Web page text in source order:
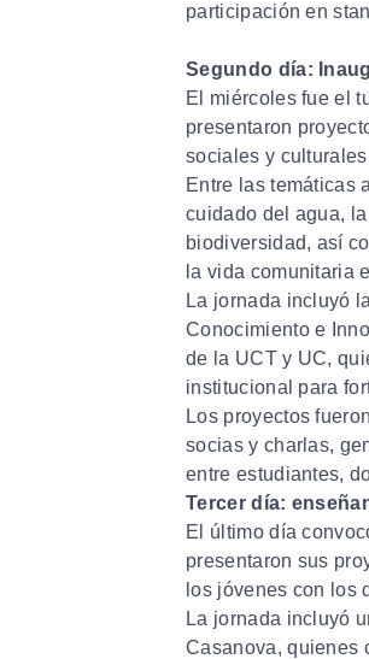
participación en
Segundo día:
El miércoles fue el
presentaron
sociales y
Entre las temáticas
cuidado del agua,
biodiversidad, así
la vida comunitaria
La jornada incluyó
Conocimiento e
de la UCT y UC,
institucional para
Los proyectos
socias y charlas,
entre estudiantes,
Tercer día:
El último día
presentaron sus
los jóvenes con los
La jornada incluyó
Casanova, quienes